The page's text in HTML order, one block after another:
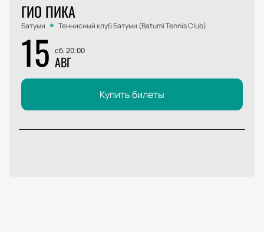
ГИО ПИКА
Батуми Теннисный клуб Батуми (Batumi Tennis Club)
15 сб, 20:00
АВГ
Купить билеты